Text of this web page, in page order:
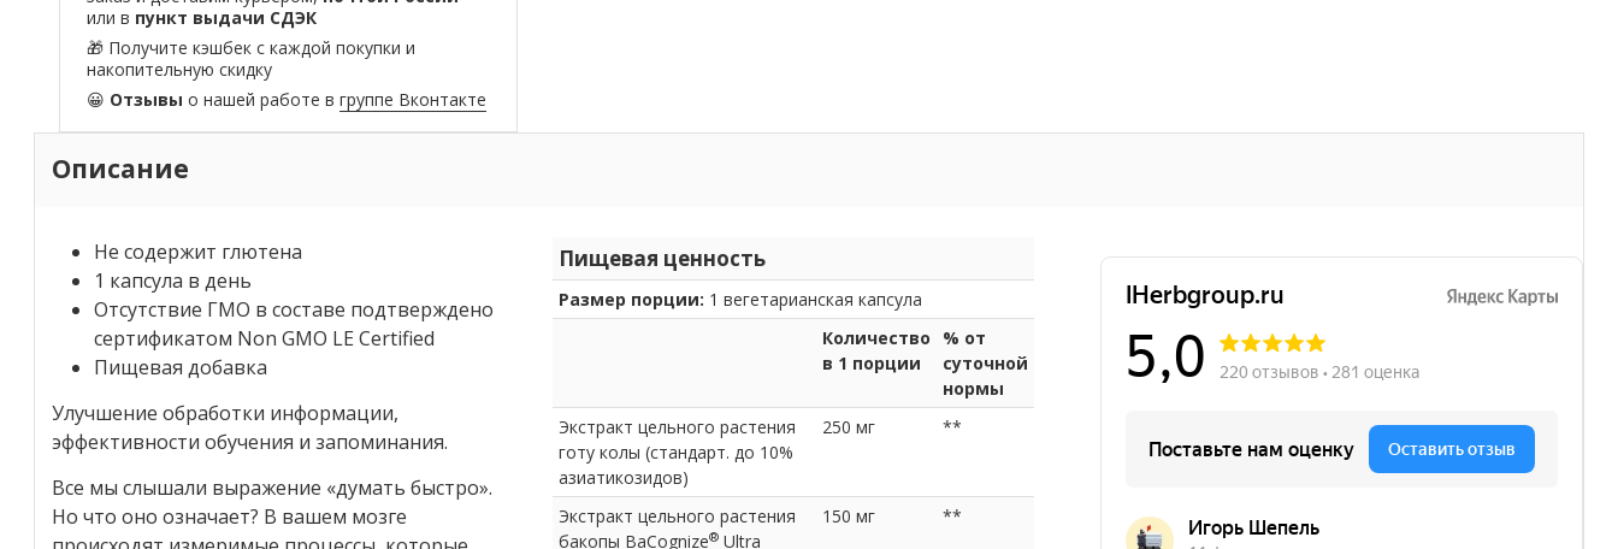
или в пункт выдачи СДЭК
🎁 Получите кэшбек с каждой покупки и
накопительную скидку
😀 Отзывы о нашей работе вгруппе Вконтакте
Описание
Пищевая ценность
Размер порции: 1 вегетарианская капсула
Количество
в 1 порции
% от
суточной
нормы
Экстракт цельного растения
готу колы (стандарт. до 10%
азиатикозидов)
250 мг **
Экстракт цельного растения
бакопы BaCognize® Ultra
150 мг **
Не содержит глютена
1 капсула в день
Отсутствие ГМО в составе подтверждено
сертификатом Non GMO LE Certified
Пищевая добавка
Улучшение обработки информации,
эффективности обучения и запоминания.
Все мы слышали выражение «думать быстро».
Но что оно означает? В вашем мозге